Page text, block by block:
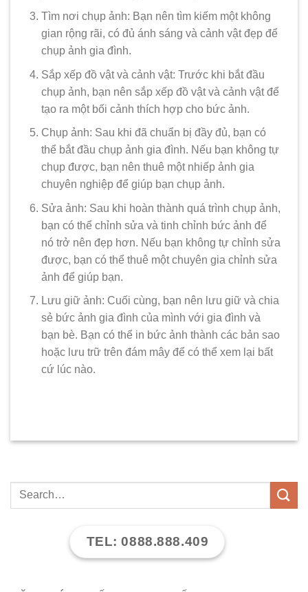
Tìm nơi chụp ảnh: Bạn nên tìm kiếm một không
gian rộng rãi, có đủ ánh sáng và cảnh vật đẹp để
chụp ảnh gia đình.
Sắp xếp đồ vật và cảnh vật: Trước khi bắt đầu
chụp ảnh, bạn nên sắp xếp đồ vật và cảnh vật để
tạo ra một bối cảnh thích hợp cho bức ảnh.
Chụp ảnh: Sau khi đã chuẩn bị đầy đủ, bạn có
thể bắt đầu chụp ảnh gia đình. Nếu bạn không tự
chụp được, bạn nên thuê một nhiếp ảnh gia
chuyên nghiệp để giúp bạn chụp ảnh.
Sửa ảnh: Sau khi hoàn thành quá trình chụp ảnh,
bạn có thể chỉnh sửa và tinh chỉnh bức ảnh để
nó trở nên đẹp hơn. Nếu bạn không tự chỉnh sửa
được, bạn có thể thuê một chuyên gia chỉnh sửa
ảnh để giúp bạn.
Lưu giữ ảnh: Cuối cùng, bạn nên lưu giữ và chia
sẻ bức ảnh gia đình của mình với gia đình và
bạn bè. Bạn có thể in bức ảnh thành các bản sao
hoặc lưu trữ trên đám mây để có thể xem lại bất
cứ lúc nào.
TEL: 0888.888.409